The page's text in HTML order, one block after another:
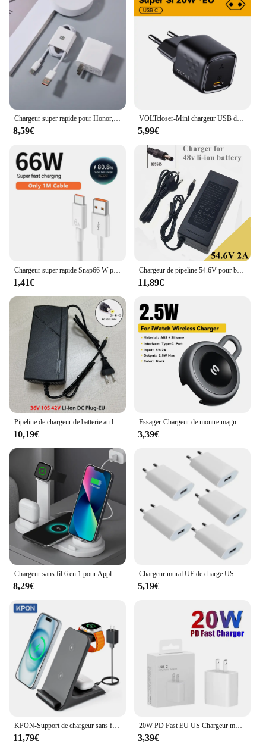
Chargeur super rapide pour Honor, 70, 80, 90 Pro, 66W, 11V, SnapUSB, câble de type C pour Honor 50, 60, SE, Magic VS, possède V2, 3, 4, 5, X9, X40, X30i, X20, Play5
8,59€
VOLTcloser-Mini chargeur USB de type C, 20W, charge rapide, QC 4.0 3.0, pour iPhone 12 Pro Samsung Xiaomi
5,99€
Chargeur super rapide Snap66 W pour Huawei Mate 40 50 60 P50 P60 Nova 9 10 Honor 90 100 Magic 5 Lite 6 Pro, câble de charge rapide de type C
1,41€
Chargeur de pipeline 54.6V pour batterie Eddie ion 48V, connecteur DC5525, 13S 18650
11,89€
Pipeline de chargeur de batterie au lithium intelligente EU, charge rapide intelligente, 36V, 48V, 60V, 72V, 3A, 5A, 42, 54.6, 67.2, 84V, 10, 13, 16, 20S DC
10,19€
Essager-Chargeur de montre magnétique sans fil pour Apple Watch, chargeur rapide USB Type C portable pour iWatch Series 9 8 7 6 5 Ultra 2 SE
3,39€
Chargeur sans fil 6 en 1 pour Apple, Apple iPhone 15, 14, 13, 12, 11, X, Apple Watch, Airpods, Station de charge rapide S6, Android, Samsung, 30W
8,29€
Chargeur mural UE de charge USB, adaptateur de prise USB, Apple iPhone 7 8 6 6S Plus X Poly XS 11 12 13 Pro Max 5 5S SE 2020, lot de 5 pièces
5,19€
KPON-Support de chargeur sans fil 3 en 1, station de charge rapide S6 pour iPhone 16/15/14/13 Pro Max Apple iWatch 9/8/7/6/5 Airpods 3/2
11,79€
20W PD Fast EU US Chargeur mural pour iPhone 16 15 14 Plus 11 12 13 Pro Max X Poly XS 8 Charge rapide Adaptateur secteur USB-C avec boîte
3,39€